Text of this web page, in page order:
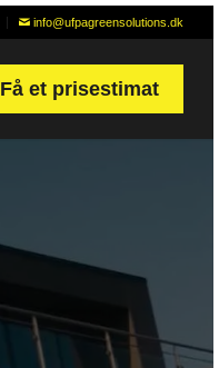
info@ufpagreensolutions.dk
Få et prisestimat